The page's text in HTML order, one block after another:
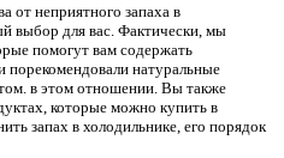
от неприятного запаха в
выбор для вас. Фактически, мы
помогут вам содержать
порекомендовали натуральные
в этом отношении. Вы также
которые можно купить в
запах в холодильнике, его порядок